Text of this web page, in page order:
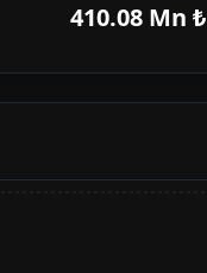
410.08 Mn ₺